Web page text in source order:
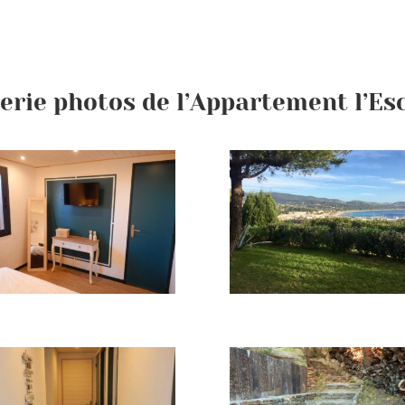
photos de l’Appartement